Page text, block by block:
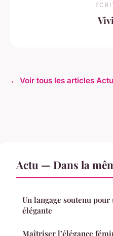
← Voir tous les articles Actu
Actu — Dans la
Un langage soutenu
élégante
Maîtriser l’élégance